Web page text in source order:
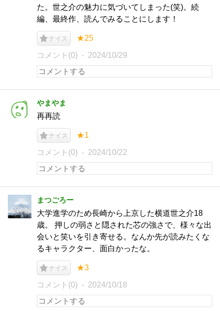
た。世之介の魅力に気づいてしまった(笑)。続
編、最終作、読んでみることにします！
ナイス ★25
コメント(0) 2024/10/29
やまやま
再再読
ナイス ★1
コメント(0) 2024/10/22
まつごろー
大学進学のため長崎から上京した横道世之介18
歳。 押しの弱さと隠された芯の強さで、様々な出
会いと笑いを引き寄せる。なんか先が読みたくな
るキャラクター、面白かったな。
ナイス ★3
コメント(0) 2024/10/18